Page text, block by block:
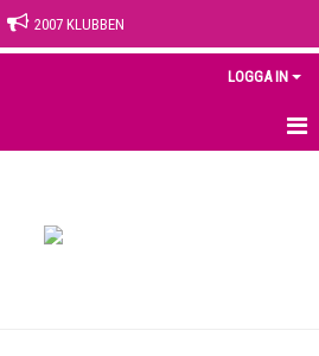
2007 KLUBBEN
LOGGA IN